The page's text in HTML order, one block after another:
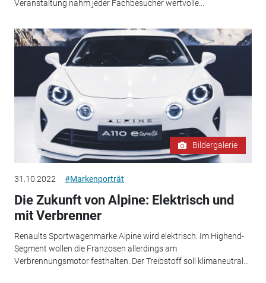
Veranstaltung nahm jeder Fachbesucher wertvolle...
Bildergalerie
31.10.2022 #Markenporträt
Die Zukunft von Alpine: Elektrisch und
mit Verbrenner
Renaults Sportwagenmarke Alpine wird elektrisch. Im Highend-
Segment wollen die Franzosen allerdings am
Verbrennungsmotor festhalten. Der Treibstoff soll klimaneutral...